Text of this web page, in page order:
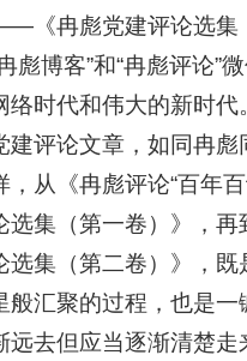
《冉彪党建评论选集
彪博客”和“冉彪评论”
络时代和伟大的新时代
建评论文章，如同冉彪
从《冉彪评论“百年百
选集（第一卷）》，再
选集（第二卷）》，既
般汇聚的过程，也是一
远去但应当逐渐清楚走